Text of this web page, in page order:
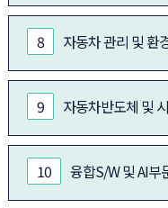
8 자동차 관리 및 환
9 자동차반도체 및
10 융합S/W 및 AI부